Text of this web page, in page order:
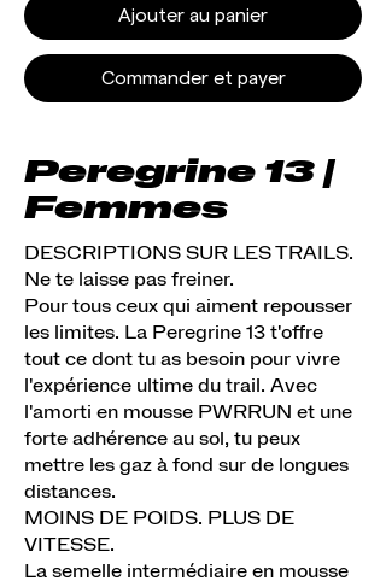
Ajouter au panier
Commander et payer
Peregrine 13 |
Femmes
DESCRIPTIONS SUR LES TRAILS.
Ne te laisse pas freiner.
Pour tous ceux qui aiment repousser
les limites. La Peregrine 13 t'offre
tout ce dont tu as besoin pour vivre
l'expérience ultime du trail. Avec
l'amorti en mousse PWRRUN et une
forte adhérence au sol, tu peux
mettre les gaz à fond sur de longues
distances.
MOINS DE POIDS. PLUS DE
VITESSE.
La semelle intermédiaire en mousse